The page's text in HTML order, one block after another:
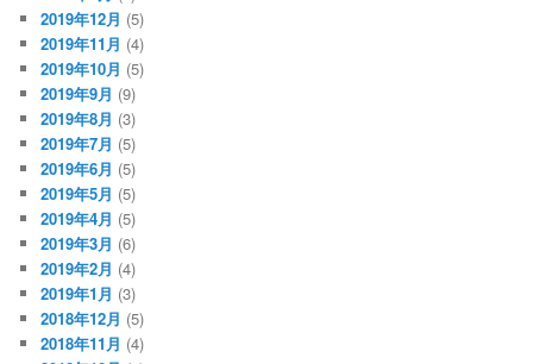
2019年12月 (5)
2019年11月 (4)
2019年10月 (5)
2019年9月 (9)
2019年8月 (3)
2019年7月 (5)
2019年6月 (5)
2019年5月 (5)
2019年4月 (5)
2019年3月 (6)
2019年2月 (4)
2019年1月 (3)
2018年12月 (5)
2018年11月 (4)